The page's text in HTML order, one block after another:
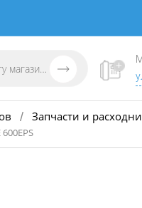
/ Запчасти и